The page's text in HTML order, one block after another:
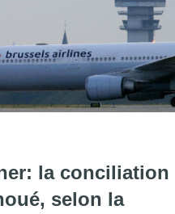
la conciliation
selon la